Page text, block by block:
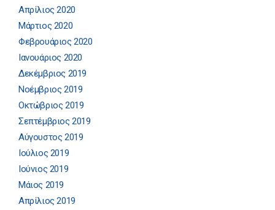
Απρίλιος 2020
Μάρτιος 2020
Φεβρουάριος 2020
Ιανουάριος 2020
Δεκέμβριος 2019
Νοέμβριος 2019
Οκτώβριος 2019
Σεπτέμβριος 2019
Αύγουστος 2019
Ιούλιος 2019
Ιούνιος 2019
Μάιος 2019
Απρίλιος 2019